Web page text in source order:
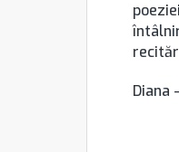
Diana